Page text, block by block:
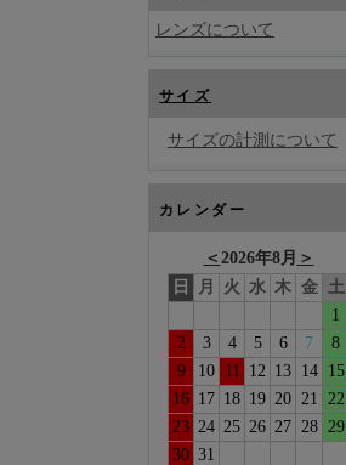
レンズについて
サイズ
サイズの計測について
カレンダー
＜ 2026年8月 ＞
日
月 火 水 木 金 土
1
2
3 4 5 6 7
8
9
10 11 12 13 14
15
16 17 18 19 20 21 22
23 24 25 26 27 28 29
30 31